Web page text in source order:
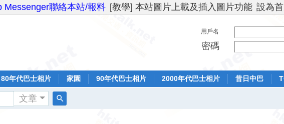
Messenger聯絡本站/報料 [教學] 本站圖片上載及插入圖片功能 設為
用戶名
密碼
80年代巴士相片 家園 90年代巴士相片 2000年代巴士相片 昔日中巴
文章